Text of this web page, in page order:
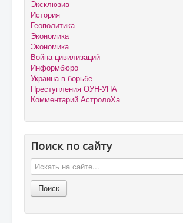
Эксклюзив
История
Геополитика
Экономика
Экономика
Война цивилизаций
Информбюро
Украина в борьбе
Преступления ОУН-УПА
Комментарий АстролоХа
Поиск по сайту